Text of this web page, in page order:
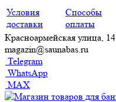
Условия
доставки
Способы
оплаты
Красноармейская улица, 14
magazin@saunabas.ru
Telegram
WhatsApp
MAX